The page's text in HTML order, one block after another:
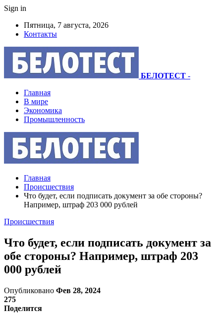
Sign in
Пятница, 7 августа, 2026
Контакты
БЕЛОТЕСТ -
Главная
В мире
Экономика
Промышленность
Главная
Происшествия
Что будет, если подписать документ за обе стороны?
Например, штраф 203 000 рублей
Происшествия
Что будет, если подписать документ за
обе стороны? Например, штраф 203
000 рублей
Опубликовано Фев 28, 2024
275
Поделится